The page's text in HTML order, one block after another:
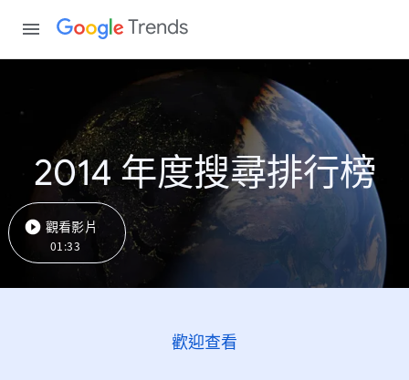
Trends
2014 年度搜尋排行榜
觀看影片
01:33
歡迎查看